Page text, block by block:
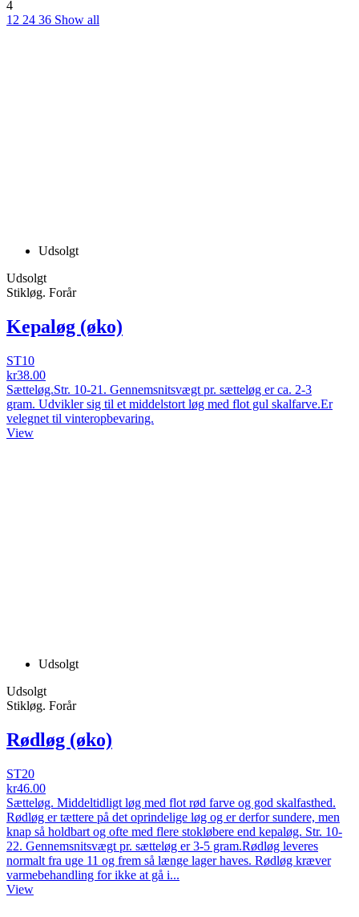
4
12 24 36 Show all
Udsolgt
Udsolgt
Stikløg. Forår
Kepaløg (øko)
ST10
kr38.00
Sætteløg.Str. 10-21. Gennemsnitsvægt pr. sætteløg er ca. 2-3
gram. Udvikler sig til et middelstort løg med flot gul skalfarve.Er
velegnet til vinteropbevaring.
View
Udsolgt
Udsolgt
Stikløg. Forår
Rødløg (øko)
ST20
kr46.00
Sætteløg. Middeltidligt løg med flot rød farve og god skalfasthed.
Rødløg er tættere på det oprindelige løg og er derfor sundere, men
knap så holdbart og ofte med flere stokløbere end kepaløg. Str. 10-
22. Gennemsnitsvægt pr. sætteløg er 3-5 gram.Rødløg leveres
normalt fra uge 11 og frem så længe lager haves. Rødløg kræver
varmebehandling for ikke at gå i...
View